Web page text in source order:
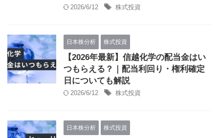
2026/6/12 株式投資
日本株分析 株式投資
【2026年最新】信越化学の配当金はい
つもらえる？｜配当利回り・権利確定
日についても解説
2026/6/12 株式投資
日本株分析 株式投資